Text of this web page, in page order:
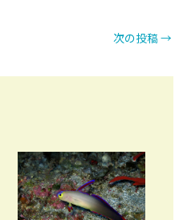
次の投稿 →